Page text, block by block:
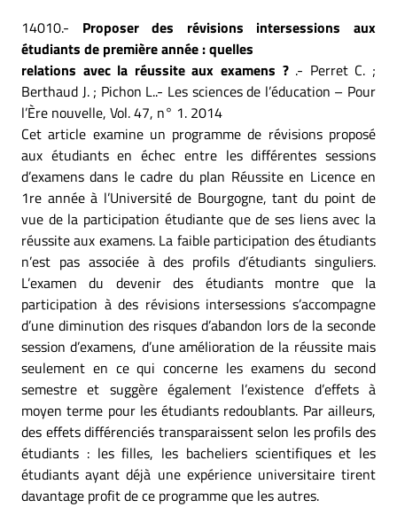
14010.- Proposer des révisions intersessions aux
étudiants de première année : quelles
relations avec la réussite aux examens ?.- Perret C. ;
Berthaud J. ; Pichon L..- Les sciences de l’éducation – Pour
l’Ère nouvelle, Vol. 47, n° 1. 2014
Cet article examine un programme de révisions proposé
aux étudiants en échec entre les différentes sessions
d’examens dans le cadre du plan Réussite en Licence en
1re année à l’Université de Bourgogne, tant du point de
vue de la participation étudiante que de ses liens avec la
réussite aux examens. La faible participation des étudiants
n’est pas associée à des profils d’étudiants singuliers.
L’examen du devenir des étudiants montre que la
participation à des révisions intersessions s’accompagne
d’une diminution des risques d’abandon lors de la seconde
session d’examens, d’une amélioration de la réussite mais
seulement en ce qui concerne les examens du second
semestre et suggère également l’existence d’effets à
moyen terme pour les étudiants redoublants. Par ailleurs,
des effets différenciés transparaissent selon les profils des
étudiants : les filles, les bacheliers scientifiques et les
étudiants ayant déjà une expérience universitaire tirent
davantage profit de ce programme que les autres.